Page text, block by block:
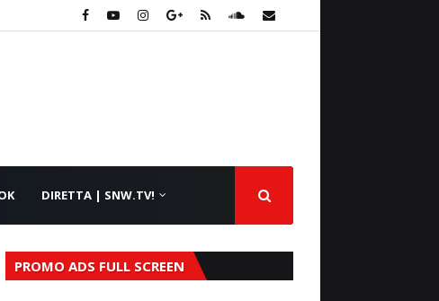
DIRETTA | SNW.TV!
PROMO ADS FULL SCREEN